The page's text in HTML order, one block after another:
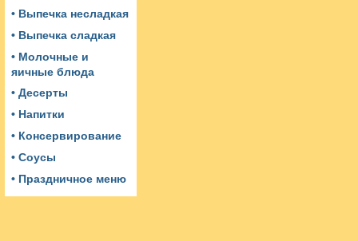
• Выпечка несладкая
• Выпечка сладкая
• Молочные и
яичные блюда
• Десерты
• Напитки
• Консервирование
• Соусы
• Праздничное меню